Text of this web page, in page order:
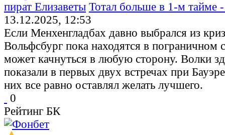
пират Елизаветы Тотал больше в 1-м тайме
13.12.2025, 12:53
Если Менхенгладбах давно выбрался из
Вольфсбург пока находятся в пограничном
может качнуться в любую сторону. Волки
показали в первых двух встречах при
них все равно оставлял желать лучшего.
0
Рейтинг БК